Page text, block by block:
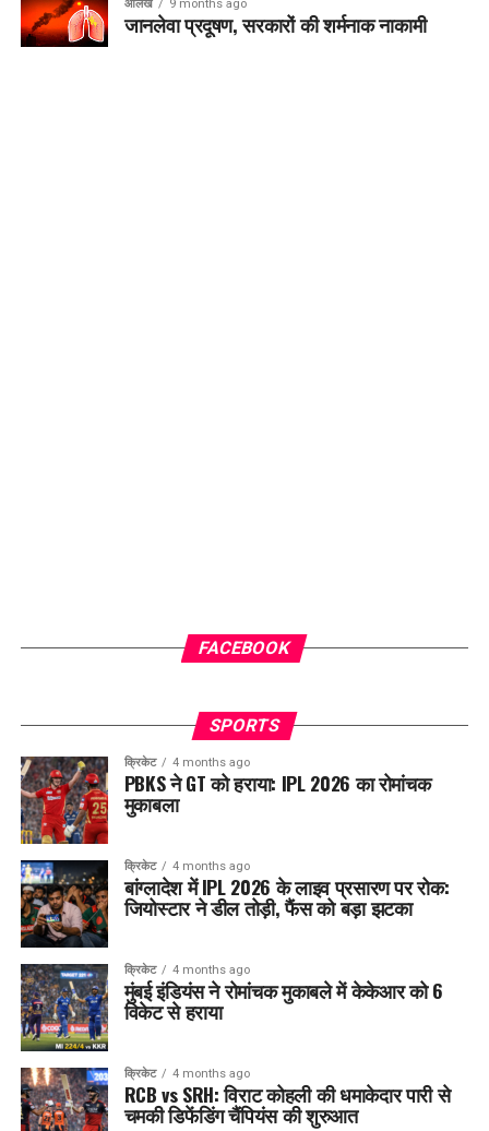
आलेख 9 months ago
जानलेवा प्रदूषण, सरकारों की शर्मनाक नाकामी
FACEBOOK
SPORTS
क्रिकेट 4 months ago
PBKS ने GT को हराया: IPL 2026 का रोमांचक
मुकाबला
क्रिकेट 4 months ago
बांग्लादेश में IPL 2026 के लाइव प्रसारण पर रोक:
जियोस्टार ने डील तोड़ी, फैंस को बड़ा झटका
क्रिकेट 4 months ago
मुंबई इंडियंस ने रोमांचक मुकाबले में केकेआर को 6
विकेट से हराया
क्रिकेट 4 months ago
RCB vs SRH: विराट कोहली की धमाकेदार पारी से
चमकी डिफेंडिंग चैंपियंस की शुरुआत